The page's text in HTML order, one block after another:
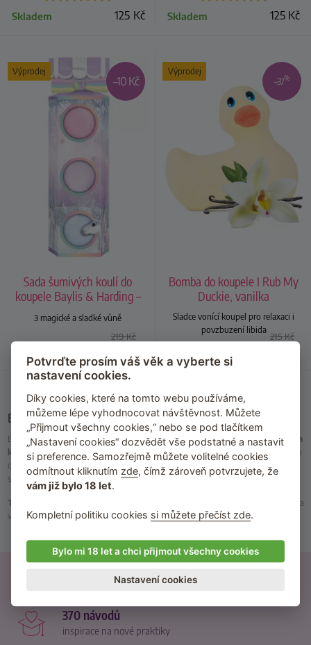
125 Kč
Skladem 125 Kč
Skladem
Výprodej
–10 Kč
Sada šumivých koulí do
koupele Baylis & Harding –
jednorožec
3 magické a sladké vůně
219Kč
Výprodej
–37%
Bomba do koupele I Rub My
Duckie, vanilka
Sladce vonící koupel pro relaxaci i
povzbuzení libida
215Kč
Kč
Bomby do koupele
Bomby do koupele obsahují přírodní oleje, takže po koupeli bude vašepokožka
krásně hebká a hydratovaná . Navíc naplní vaši koupelnu krásnou vůní
a často
obsahují
afrodiziaka nebo feromony
, takže se během koupele naladíte na
správnou vlnu a po vykoupání budete pro partnera naprosto neodolatelní.
TIP
: Nemáte vanu nebo si chcete dát jen rychlou sprchu před akcí? Mrkněte se na
voňavésprchové gely.
od reálných zákazníků
370 návodů
inspirace na nové praktiky
Potvrďte prosím váš věk a vyberte si
nastavení cookies.
Díky cookies, které na tomto webu používáme,
můžeme lépe vyhodnocovat návštěvnost. Můžete
„Přijmout všechny cookies,“ nebo se pod tlačítkem
„Nastavení cookies“ dozvědět vše podstatné a nastavit
si preference. Samozřejmě můžete volitelné cookies
odmítnout kliknutím zde, čímž zároveň potvrzujete, že
vám již bylo 18 let.
Kompletní politiku cookies si můžete přečíst zde.
Bylo mi 18 let a chci přijmout všechny cookies
Nastavení cookies